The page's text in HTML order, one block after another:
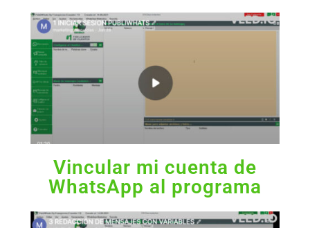
Vincular mi cuenta de
WhatsApp al programa